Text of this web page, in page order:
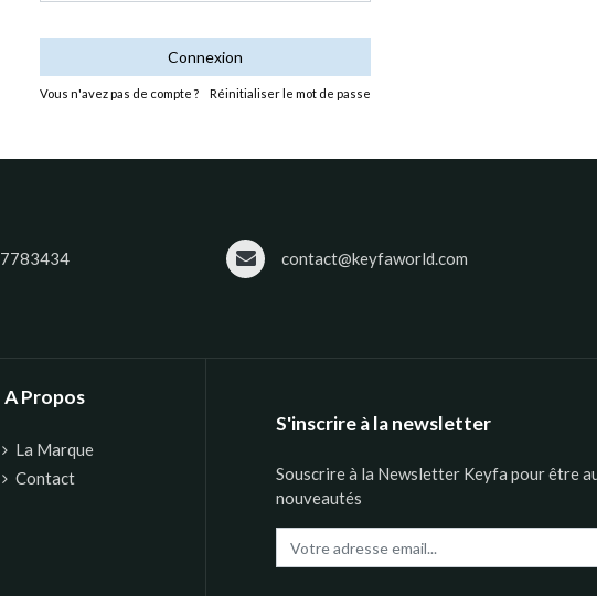
Connexion
Vous n'avez pas de compte ? Réinitialiser le mot de passe
contact@keyfaworld.com
A Propos
La Marque
Contact
S'inscrire à la newsletter
Souscrire à la Newsletter Keyfa pour être
nouveautés